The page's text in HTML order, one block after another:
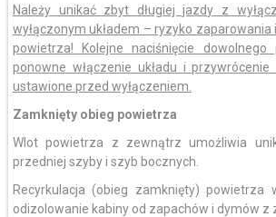
Należy unikać zbyt długiej jazdy z
wyłączonym układem – ryzyko zaparowania
powietrza! Kolejne naciśnięcie dowolnego
ponowne włączenie układu i
ustawione przed wyłączeniem.
Zamknięty obieg powietrza
Wlot powietrza z zewnątrz umożliwia
przedniej szyby i szyb bocznych.
Recyrkulacja (obieg zamknięty) powietrza
odizolowanie kabiny od zapachów i dymów z